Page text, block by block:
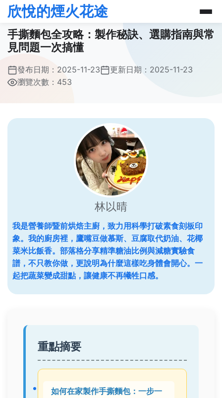
欣悅的煙火花途
手撕麵包全攻略：製作秘訣、選購指南與常
見問題一次搞懂
發布日期： 2025-11-23 更新日期： 2025-11-23
瀏覽次數：453
林以晴
我是營養師暨前烘焙主廚，致力用科學打破素食刻板印
象。我的廚房裡，鷹嘴豆做慕斯、豆腐取代奶油、花椰
菜米比飯香。部落格分享精準糖油比例與減糖實驗食
譜，不只教你做，更說明為什麼這樣吃身體會開心。一
起把蔬菜變成甜點，讓健康不再犧牲口感。
重點摘要
如何在家製作手撕麵包：一步一